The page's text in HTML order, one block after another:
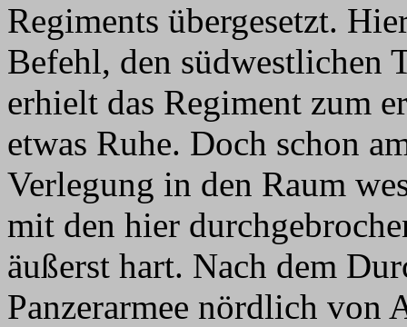
Regiments übergesetzt.
Befehl, den südwestlichen
erhielt das Regiment zum
etwas Ruhe. Doch schon
Verlegung in den Raum
mit den hier
äußerst hart. Nach dem
Panzerarmee nördlich von